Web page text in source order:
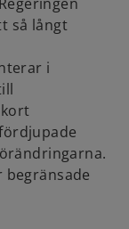
så långt
i